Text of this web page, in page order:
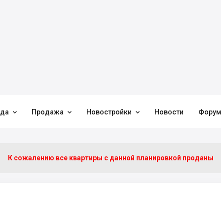
 Продажа  Новостройки  Новости Форум
К сожалению все квартиры c данной планировкой проданы